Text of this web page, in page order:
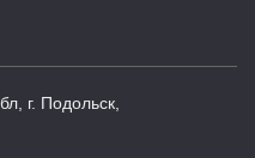
г. Подольск,